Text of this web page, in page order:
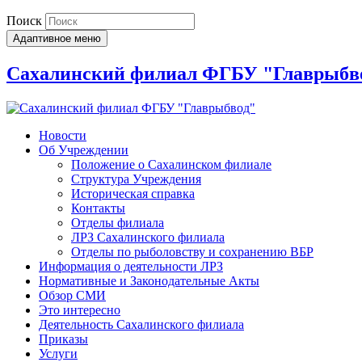
Поиск
Адаптивное меню
Сахалинский филиал ФГБУ
Новости
Об Учреждении
Положение о Сахалинском филиале
Структура Учреждения
Историческая справка
Контакты
Отделы филиала
ЛРЗ Сахалинского филиала
Отделы по рыболовству и сохранению ВБР
Информация о деятельности ЛРЗ
Нормативные и Законодательные Акты
Обзор СМИ
Это интересно
Деятельность Сахалинского филиала
Приказы
Услуги